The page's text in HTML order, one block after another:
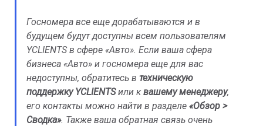
Госномера все еще дорабатываются и в
будущем будут доступны всем пользователям
YCLIENTS в сфере «Авто». Если ваша сфера
бизнеса «Авто» и госномера еще для вас
недоступны, обратитесь в техническую
поддержку YCLIENTSили квашему менеджеру,
его контакты можно найти в разделе «Обзор >
Сводка». Также ваша обратная связь очень